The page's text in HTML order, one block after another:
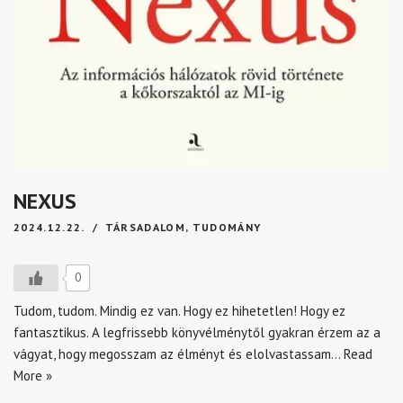
NEXUS
2024.12.22. TÁRSADALOM , TUDOMÁNY
0
Tudom, tudom. Mindig ez van. Hogy ez hihetetlen! Hogy ez
fantasztikus. A legfrissebb könyvélménytől gyakran érzem az a
vágyat, hogy megosszam az élményt és elolvastassam… Read
More »